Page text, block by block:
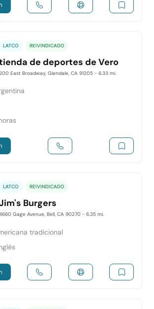
LATCO REIVINDICADO
de deportes de Vero
East Broadway, Glendale, CA 91205 - 6.33 mi.
LATCO REIVINDICADO
Burgers
Gage Avenue, Bell, CA 90270 - 6.35 mi.
tradicional